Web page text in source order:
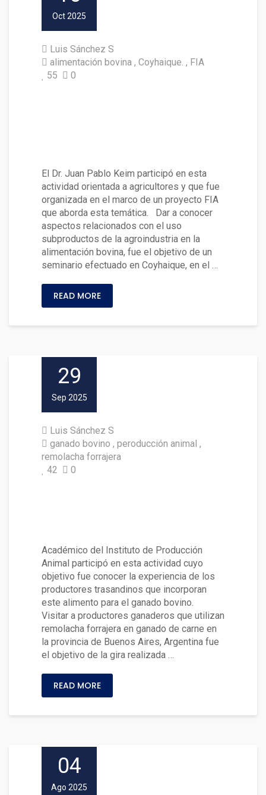
Oct 2025
Luis Sánchez S
alimentación bovina Coyhaique.
FIA
55
0
El Dr. Juan Pablo Keim participó en esta
actividad orientada a agricultores y que fue
organizada en el marco de un proyecto FIA
que aborda esta temática. Dar a conocer
aspectos relacionados con el uso
subproductos de la agroindustria en la
alimentación bovina, fue el objetivo de un
seminario efectuado en Coyhaique, en el …
READ MORE
29
Sep 2025
Luis Sánchez S
ganado bovino
peroducción animal
remolacha forrajera
42
0
Académico del Instituto de Producción
Animal participó en esta actividad cuyo
objetivo fue conocer la experiencia de los
productores trasandinos que incorporan
este alimento para el ganado bovino.
Visitar a productores ganaderos que utilizan
remolacha forrajera en ganado de carne en
la provincia de Buenos Aires, Argentina fue
el objetivo de la gira realizada …
READ MORE
04
Ago 2025